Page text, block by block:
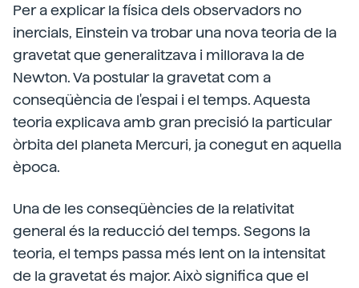
Per a explicar la física dels observadors no
inercials, Einstein va trobar una nova teoria de la
gravetat que generalitzava i millorava la de
Newton. Va postular la gravetat com a
conseqüència de l'espai i el temps. Aquesta
teoria explicava amb gran precisió la particular
òrbita del planeta Mercuri, ja conegut en aquella
època.
Una de les conseqüències de la relativitat
general és la reducció del temps. Segons la
teoria, el temps passa més lent on la intensitat
de la gravetat és major. Això significa que el